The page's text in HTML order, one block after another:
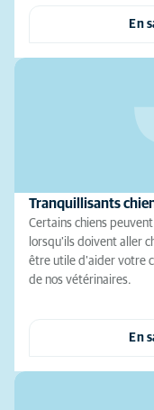
En
Tranquillisants
Certains chiens
lorsqu'ils doivent aller
être utile d'aider votre
de nos vétérinaires.
En